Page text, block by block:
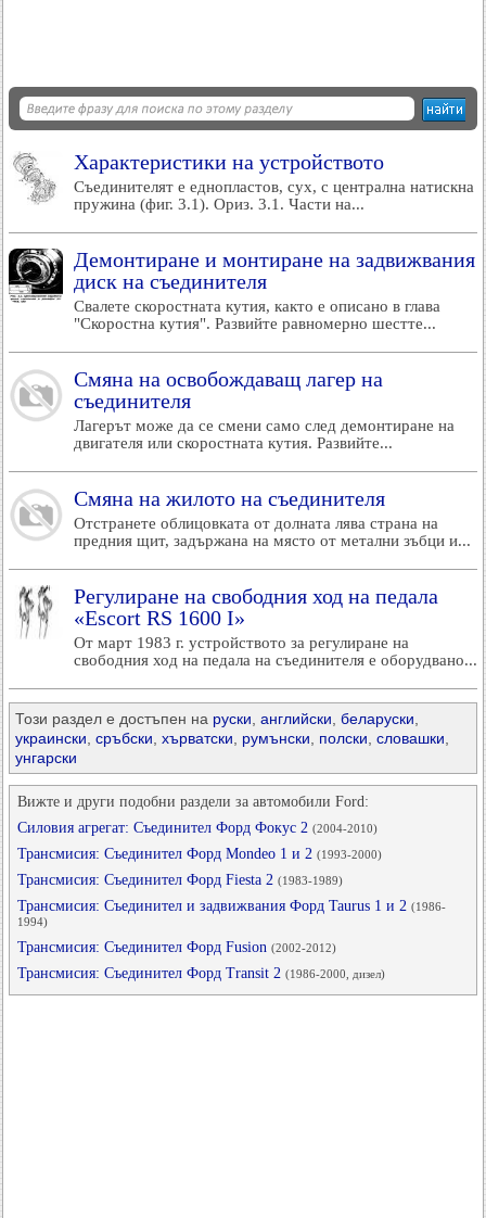
Характеристики на устройството
Съединителят е еднопластов, сух, с централна натискна
пружина (фиг. 3.1). Ориз. 3.1. Части на...
Демонтиране и монтиране на задвижвания
диск на съединителя
Свалете скоростната кутия, както е описано в глава
"Скоростна кутия". Развийте равномерно шестте...
Смяна на освобождаващ лагер на
съединителя
Лагерът може да се смени само след демонтиране на
двигателя или скоростната кутия. Развийте...
Смяна на жилото на съединителя
Отстранете облицовката от долната лява страна на
предния щит, задържана на място от метални зъбци и...
Регулиране на свободния ход на педала
«Escort RS 1600 I»
От март 1983 г. устройството за регулиране на
свободния ход на педала на съединителя е оборудвано...
Този раздел е достъпен на руски английски беларуски
украински сръбски хърватски румънски полски словашки
унгарски
Вижте и други подобни раздели за автомобили Ford:
Силовия агрегат: Съединител Форд Фокус 2 (2004-2010)
Трансмисия: Съединител Форд Mondeo 1 и 2 (1993-2000)
Трансмисия: Съединител Форд Fiesta 2 (1983-1989)
Трансмисия: Съединител и задвижвания Форд Taurus 1 и 2 (1986-
1994)
Трансмисия: Съединител Форд Fusion (2002-2012)
Трансмисия: Съединител Форд Transit 2 (1986-2000, дизел)